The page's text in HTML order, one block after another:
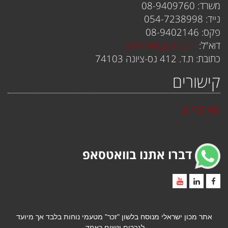
משרד: 08-9409760
נייד: 054-7238998
פקס: 08-9402146
דוא"ל: admin@gadi.co.il
כתובת: ת.ד. 412 נס-ציונה 74103
קישורים
מאמרים
דברו אתנו בוואטסאפ
אתר מכון ישראלי מנוסח בלשון "זכר" מטעמי נוחות בלבד אך מיועד